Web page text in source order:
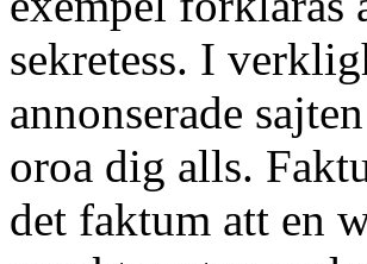
sekretess. I
annonserade
oroa dig alls.
det faktum att en